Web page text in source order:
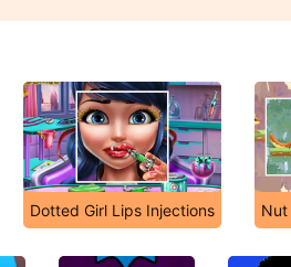
Dotted Girl Lips Injections Nut